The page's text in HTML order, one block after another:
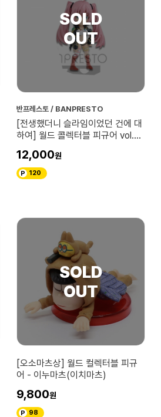
반프레스토 / BANPRESTO
[전생했더니 슬라임이었던 건에 대
하여] 월드 콜렉터블 피규어 vol.2
12,000
120
[오소마츠상] 월드 컬렉터블 피규
어 - 이누마츠(이치마츠)
9,800
98